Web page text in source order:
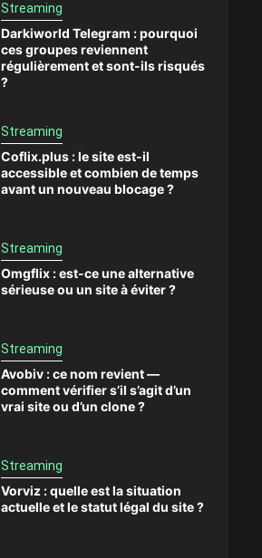
Streaming
Darkiworld Telegram : pourquoi
ces groupes reviennent
régulièrement et sont-ils risqués
?
Streaming
Coflix.plus : le site est-il
accessible et combien de temps
avant un nouveau blocage ?
Streaming
Omgflix : est-ce une alternative
sérieuse ou un site à éviter ?
Streaming
Avobiv : ce nom revient —
comment vérifier s’il s’agit d’un
vrai site ou d’un clone ?
Streaming
Vorviz : quelle est la situation
actuelle et le statut légal du site ?